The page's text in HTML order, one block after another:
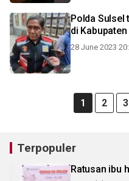
Polda Sulsel
di
28 June 2023
1 2 3
Terpopuler
Ratusan ibu